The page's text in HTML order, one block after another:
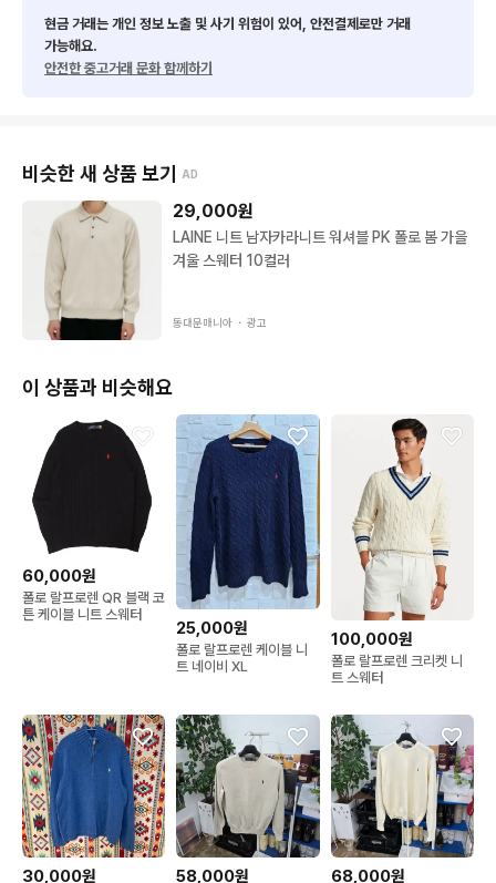
현금 거래는 개인 정보 노출 및 사기 위험이 있어, 안전결제로만 거래
가능해요.
안전한 중고거래 문화 함께하기
비슷한 새 상품 보기 AD
29,000원
LAINE 니트 남자카라니트 워셔블 PK 폴로 봄 가을
겨울 스웨터 10컬러
동대문매니아 ・ 광고
이 상품과 비슷해요
60,000원
폴로 랄프로렌 QR 블랙 코
튼 케이블 니트 스웨터
25,000원
폴로 랄프로렌 케이블 니
트 네이비 XL
100,000원
폴로 랄프로렌 크리켓 니
트 스웨터
30,000원 58,000원 68,000원